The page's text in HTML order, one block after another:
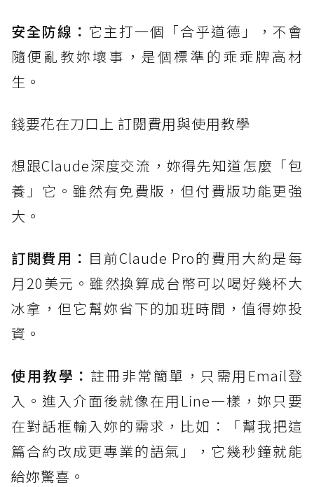
安全防線： 它主打一個「合乎道德」，不會
隨便亂教妳壞事，是個標準的乖乖牌高材
生。
錢要花在刀口上 訂閱費用與使用教學
想跟Claude深度交流，妳得先知道怎麼「包
養」它。雖然有免費版，但付費版功能更強
大。
訂閱費用： 目前Claude Pro的費用大約是每
月20美元。雖然換算成台幣可以喝好幾杯大
冰拿，但它幫妳省下的加班時間，值得妳投
資。
使用教學： 註冊非常簡單，只需用Email登
入。進入介面後就像在用Line一樣，妳只要
在對話框輸入妳的需求，比如：「幫我把這
篇合約改成更專業的語氣」，它幾秒鐘就能
給妳驚喜。